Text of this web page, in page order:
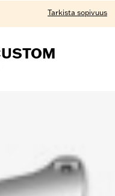
Tarkista sopivuus